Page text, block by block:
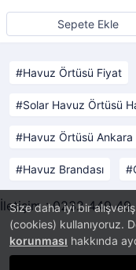
Size daha iyi bir
(cookies) kullanıyoruz.
korunması hakkında
Sepete Ekle
Havuz Örtüsü Fiyat
Solar Havuz Örtüsü
Havuz Örtüsü Ankara
Havuz Brandası
İletişim : 0232 449 49